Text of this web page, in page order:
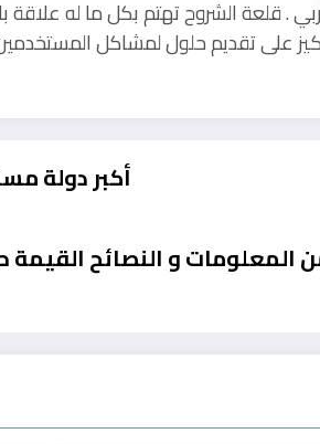
. قلعة الشروح تهتم بكل ما له
على تقديم حلول لمشاكل
أكبر دولة
و النصائح القيمة